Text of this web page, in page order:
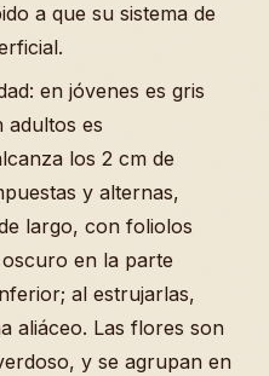
a que su sistema de
en jóvenes es gris
adultos es
los 2 cm de
y alternas,
largo, con foliolos
en la parte
al estrujarlas,
aliáceo. Las flores son
y se agrupan en